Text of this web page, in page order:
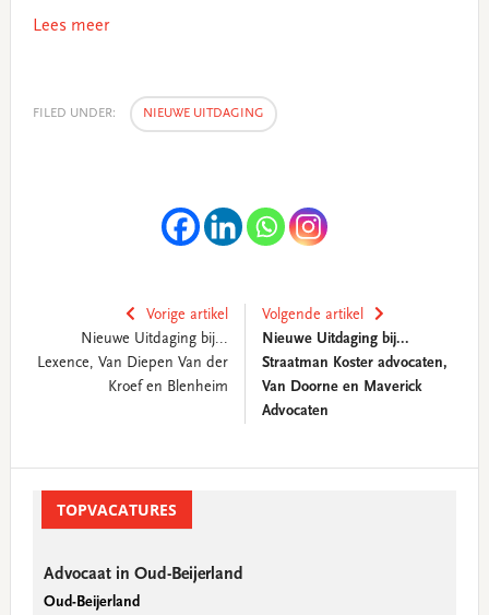
Lees meer
FILED UNDER: NIEUWE UITDAGING
Vorige artikel
Nieuwe Uitdaging bij...
Lexence, Van Diepen Van der
Kroef en Blenheim
Volgende artikel
Nieuwe Uitdaging bij...
Straatman Koster advocaten,
Van Doorne en Maverick
Advocaten
SidebarTOPVACATURES
Advocaat in Oud-Beijerland
Oud-Beijerland